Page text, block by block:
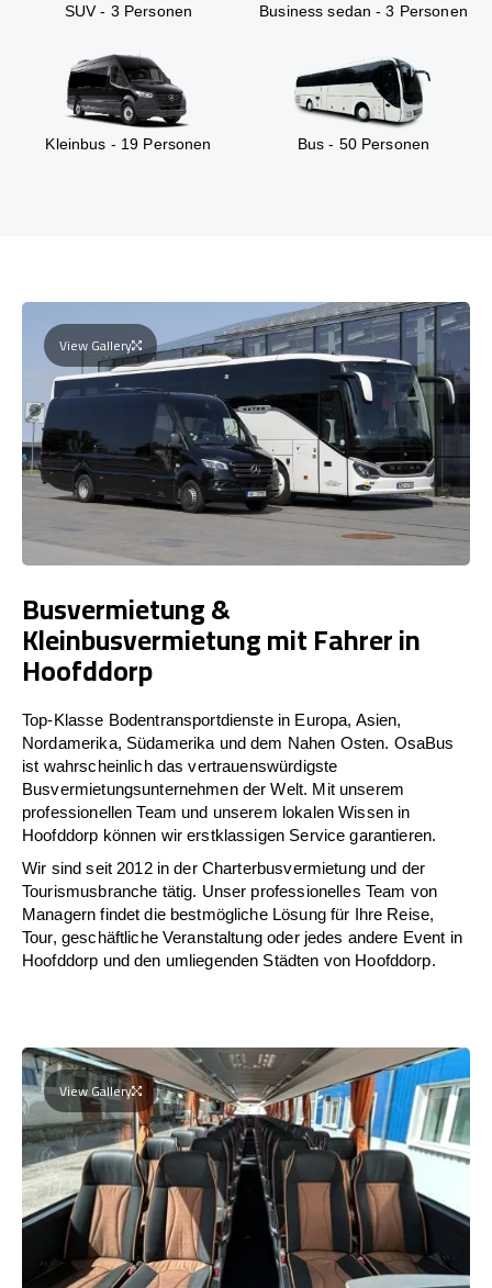
SUV - 3 Personen Business sedan - 3 Personen
Kleinbus - 19 Personen Bus - 50 Personen
View Gallery
Busvermietung &
Kleinbusvermietung mit Fahrer in
Hoofddorp
Top-Klasse Bodentransportdienste in Europa, Asien,
Nordamerika, Südamerika und dem Nahen Osten. OsaBus
ist wahrscheinlich das vertrauenswürdigste
Busvermietungsunternehmen der Welt. Mit unserem
professionellen Team und unserem lokalen Wissen in
Hoofddorp können wir erstklassigen Service garantieren.
Wir sind seit 2012 in der Charterbusvermietung und der
Tourismusbranche tätig. Unser professionelles Team von
Managern findet die bestmögliche Lösung für Ihre Reise,
Tour, geschäftliche Veranstaltung oder jedes andere Event in
Hoofddorp und den umliegenden Städten von Hoofddorp.
View Gallery